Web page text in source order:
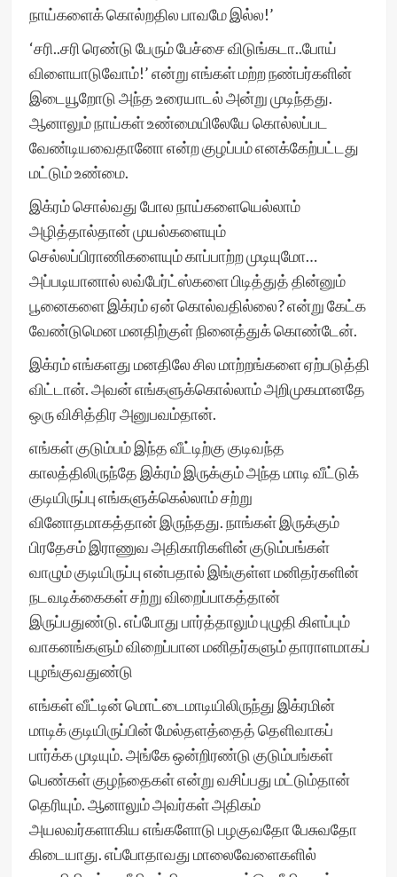
நாய்களைக் கொல்றதில பாவமே இல்ல!’
‘சரி..சரி ரெண்டு பேரும் பேச்சை விடுங்கடா..போய்
விளையாடுவோம்!’ என்று எங்கள் மற்ற நண்பர்களின்
இடையூறோடு அந்த உரையாடல் அன்று முடிந்தது.
ஆனாலும் நாய்கள் உண்மையிலேயே கொல்லப்பட
வேண்டியவைதானோ என்ற குழப்பம் எனக்கேற்பட்டது
மட்டும் உண்மை.
இக்ரம் சொல்வது போல நாய்களையெல்லாம்
அழித்தால்தான் முயல்களையும்
செல்லப்பிராணிகளையும் காப்பாற்ற முடியுமோ…
அப்படியானால் லவ்பேர்ட்ஸ்களை பிடித்துத் தின்னும்
பூனைகளை இக்ரம் ஏன் கொல்வதில்லை? என்று கேட்க
வேண்டுமென மனதிற்குள் நினைத்துக் கொண்டேன்.
இக்ரம் எங்களது மனதிலே சில மாற்றங்களை ஏற்படுத்தி
விட்டான். அவன் எங்களுக்கொல்லாம் அறிமுகமானதே
ஒரு விசித்திர அனுபவம்தான்.
எங்கள் குடும்பம் இந்த வீட்டிற்கு குடிவந்த
காலத்திலிருந்தே இக்ரம் இருக்கும் அந்த மாடி வீட்டுக்
குடியிருப்பு எங்களுக்கெல்லாம் சற்று
வினோதமாகத்தான் இருந்தது. நாங்கள் இருக்கும்
பிரதேசம் இராணுவ அதிகாரிகளின் குடும்பங்கள்
வாழும் குடியிருப்பு என்பதால் இங்குள்ள மனிதர்களின்
நடவடிக்கைகள் சற்று விறைப்பாகத்தான்
இருப்பதுண்டு. எப்போது பார்த்தாலும் புழுதி கிளப்பும்
வாகனங்களும் விறைப்பான மனிதர்களும் தாராளமாகப்
புழங்குவதுண்டு
எங்கள் வீட்டின் மொட்டைமாடியிலிருந்து இக்ரமின்
மாடிக் குடியிருப்பின் மேல்தளத்தைத் தெளிவாகப்
பார்க்க முடியும். அங்கே ஒன்றிரண்டு குடும்பங்கள்
பெண்கள் குழந்தைகள் என்று வசிப்பது மட்டும்தான்
தெரியும். ஆனாலும் அவர்கள் அதிகம்
அயலவர்களாகிய எங்களோடு பழகுவதோ பேசுவதோ
கிடையாது. எப்போதாவது மாலைவேளைகளில்